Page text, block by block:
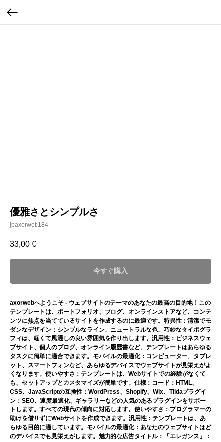
優雅さとシンプルさ
jpaxorweb184
33,00 €
今すぐ購入
axorwebへようこそ - ウェブサイトのテーマのあなたの最高の目的地！この
テンプレートは、ポートフォリオ、ブログ、オンラインストアなど、コンテ
ンツに焦点を当てているサイトを作成するのに最適です。特異性：清潔でモ
ダンなデザイン：シンプルなライン、ニュートラルな色、巧妙なタイポグラ
フィは、軽くて風通しの良い雰囲気を作り出します。汎用性：ビジネスウェ
ブサイト、個人のブログ、オンライン履歴書など、テンプレートはあらゆる
タスクに簡単に適合できます。モバイルの最適化：コンピューター、タブレ
ット、スマートフォンなど、あらゆるデバイスでウェブサイトが見栄えがよ
くなります。使いやすさ：テンプレートは、Webサイトでの経験がなくて
も、セットアップとカスタマイズが簡単です。仕様：コード：HTML、
CSS、JavaScriptの互換性：WordPress、Shopify、Wix、Tildaプラグイ
ン：SEO、速度最適化、ギャラリーなどの人気のあるプラグインをサポー
トします。すべての現代の傾向に対応します。使いやすさ：プログラマーの
助けを借りずにWebサイトを作成できます。汎用性：テンプレートは、あ
らゆる目的に適しています。モバイルの最適化：あなたのウェブサイトはど
のデバイスでも見栄えがします。魅力的な広告タイトル：「エレガンス」：